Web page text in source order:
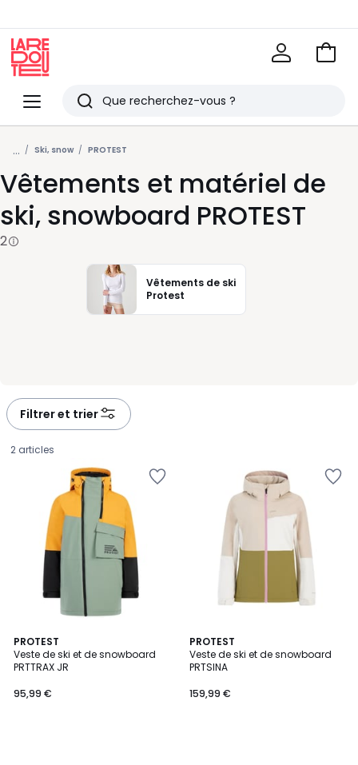
Menu
Redoute
Rechercher
Derniers
articles
vus
Voir
... Ski, snow PROTEST
Vêtements et matériel de
ski, snowboard PROTEST
2
Vêtements de ski
Protest
Filtrer et trier
2 articles
PROTEST
Veste de ski et de snowboard
PRTTRAX JR
€.
95,99 €
PROTEST
Veste de ski et de snowboard
PRTSINA
159,99 €